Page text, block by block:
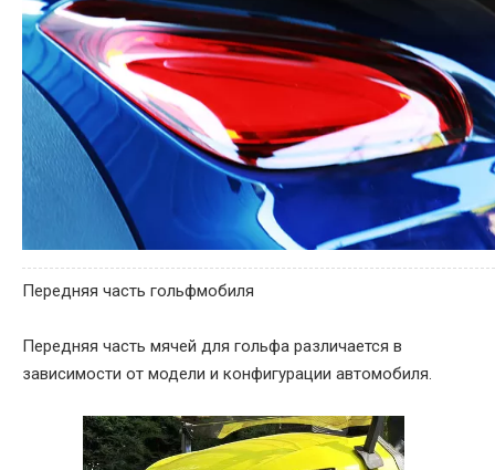
Передняя часть гольфмобиля
Передняя часть мячей для гольфа различается в
зависимости от модели и конфигурации автомобиля.